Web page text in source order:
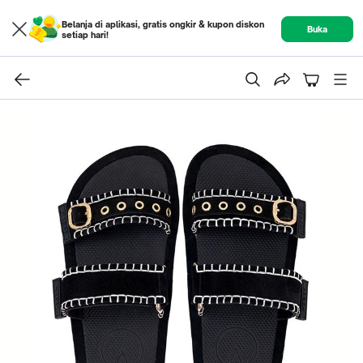
Belanja di aplikasi, gratis ongkir & kupon diskon
setiap hari!
Buka